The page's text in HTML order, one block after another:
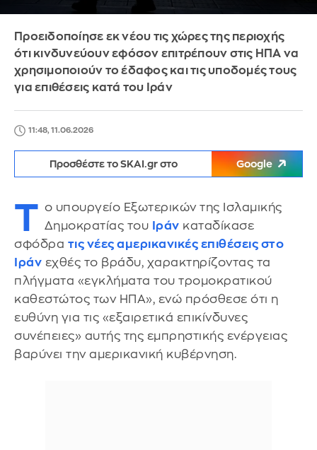
Προειδοποίησε εκ νέου τις χώρες της περιοχής
ότι κινδυνεύουν εφόσον επιτρέπουν στις ΗΠΑ να
χρησιμοποιούν το έδαφος και τις υποδομές τους
για επιθέσεις κατά του Ιράν
11:48, 11.06.2026
Προσθέστε το SKAI.gr στο Google
Τ ο υπουργείο Εξωτερικών της Ισλαμικής
Δημοκρατίας του Ιράν καταδίκασε
σφόδρα τις νέες αμερικανικές επιθέσεις στο
Ιράν εχθές το βράδυ, χαρακτηρίζοντας τα
πλήγματα «εγκλήματα του τρομοκρατικού
καθεστώτος των ΗΠΑ», ενώ πρόσθεσε ότι η
ευθύνη για τις «εξαιρετικά επικίνδυνες
συνέπειες» αυτής της εμπρηστικής ενέργειας
βαρύνει την αμερικανική κυβέρνηση.